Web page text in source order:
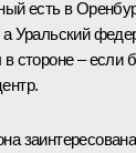
есть в
Уральский
в стороне – если